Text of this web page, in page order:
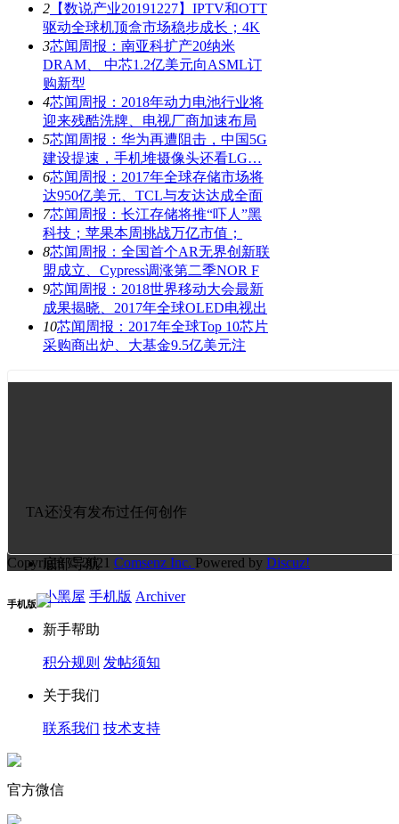
2 【数说产业20191227】IPTV和OTT
驱动全球机顶盒市场稳步成长；4K
3芯闻周报：南亚科扩产20纳米
DRAM、 中芯1.2亿美元向ASML订
购新型
4芯闻周报：2018年动力电池行业将
迎来残酷洗牌、电视厂商加速布局
5芯闻周报：华为再遭阻击，中国5G
建设提速，手机堆摄像头还看LG…
6芯闻周报：2017年全球存储市场将
达950亿美元、TCL与友达达成全面
7芯闻周报：长江存储将推“吓人”黑
科技；苹果本周挑战万亿市值；
8芯闻周报：全国首个AR无界创新联
盟成立、Cypress调涨第二季NOR F
9芯闻周报：2018世界移动大会最新
成果揭晓、2017年全球OLED电视出
10芯闻周报：2017年全球Top 10芯片
采购商出炉、大基金9.5亿美元注
TA还没有发布过任何创作
底部导航
小黑屋 手机版 Archiver
新手帮助
积分规则 发帖须知
关于我们
联系我们 技术支持
官方微信
Copyright © 2021 Comsenz Inc. Powered by Discuz!
手机版